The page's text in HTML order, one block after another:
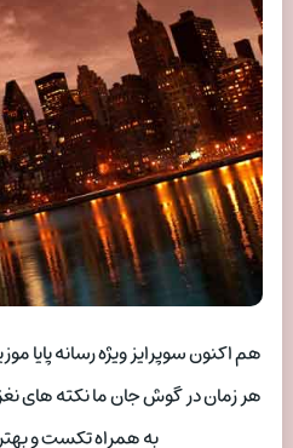
هم اکنون سوپرایز ویژه رسانه پایا
هر زمان در گوش جان ما نکته های
به همراه تکست و